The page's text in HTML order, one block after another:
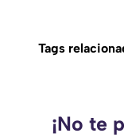
Tags
¡No te